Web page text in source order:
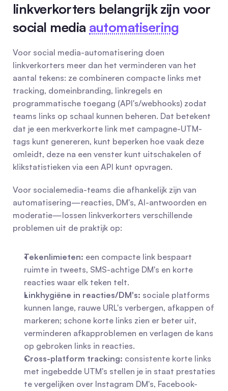
linkverkorters belangrijk zijn voor
social media automatisering
Voor social media-automatisering doen
linkverkorters meer dan het verminderen van het
aantal tekens: ze combineren compacte links met
tracking, domeinbranding, linkregels en
programmatische toegang (API's/webhooks) zodat
teams links op schaal kunnen beheren. Dat betekent
dat je een merkverkorte link met campagne-UTM-
tags kunt genereren, kunt beperken hoe vaak deze
omleidt, deze na een venster kunt uitschakelen of
klikstatistieken via een API kunt opvragen.
Voor socialemedia-teams die afhankelijk zijn van
automatisering—reacties, DM's, AI-antwoorden en
moderatie—lossen linkverkorters verschillende
problemen uit de praktijk op:
Tekenlimieten: een compacte link bespaart
ruimte in tweets, SMS-achtige DM's en korte
reacties waar elk teken telt.
Linkhygiëne in reacties/DM's: sociale platforms
kunnen lange, rauwe URL's verbergen, afkappen of
markeren; schone korte links zien er beter uit,
verminderen afkapproblemen en verlagen de kans
op gebroken links in reacties.
Cross-platform tracking: consistente korte links
met ingebedde UTM's stellen je in staat prestaties
te vergelijken over Instagram DM's, Facebook-